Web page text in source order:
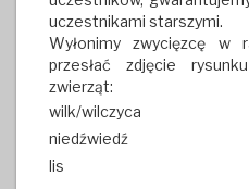
uczestnikami starszymi.
Wyłonimy zwycięzcę w
przesłać zdjęcie
zwierząt:
wilk/wilczyca
niedźwiedź
lis